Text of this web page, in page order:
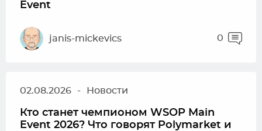
Event
janis-mickevics 0
02.08.2026 - Новости
Кто станет чемпионом WSOP Main
Event 2026? Что говорят Polymarket и